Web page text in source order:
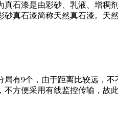
石漆是由彩砂、乳液、增稠
真石漆简称天然真石漆。天
有9个，由于距离比较远，
方便采用有线监控传输，故